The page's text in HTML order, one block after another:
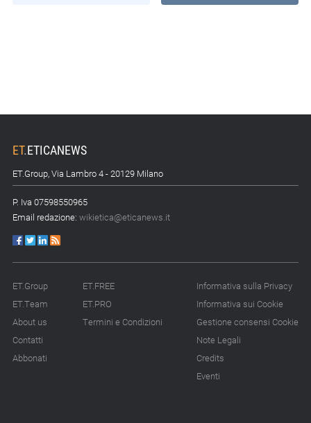
ET.ETICANEWS
ET.Group, Via Lambro 4 - 20129 Milano
P. Iva 07598550965
Email redazione: wikietica@eticanews.it
ET.Group
ET.Team
About us
Contatti
Abbonati
ET.FREE
ET.PRO
Termini e Condizioni
Informativa sulla Privacy
Informativa sui Cookie
Gestione consensi Cookie
Note Legali
Credits
Eventi